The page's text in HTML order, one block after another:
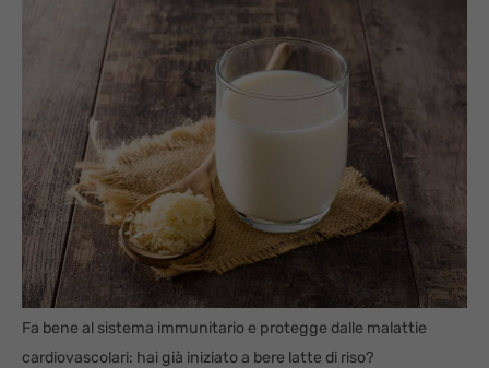
Fa bene al sistema immunitario e protegge dalle malattie
cardiovascolari: hai già iniziato a bere latte di riso?